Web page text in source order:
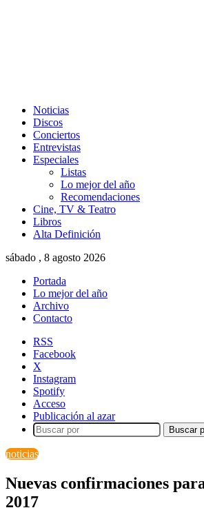
Noticias
Discos
Conciertos
Entrevistas
Especiales
Listas
Lo mejor del año
Recomendaciones
Cine, TV & Teatro
Libros
Alta Definición
sábado , 8 agosto 2026
Portada
Lo mejor del año
Archivo
Contacto
RSS
Facebook
X
Instagram
Spotify
Acceso
Publicación al azar
Buscar
noticias
Nuevas confirmaciones
2017